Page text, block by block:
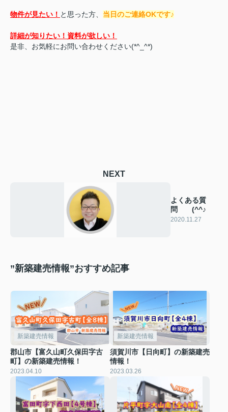
物件が見たい！ と思った方、 当日のご連絡OKです♪
詳細が知りたい！資料が欲しい！
是非、お気軽にお問い合わせください(*^_^*)
NEXT
よくある質
問 (^^♪
2020.11.27
”新築建売情報”おすすめ記事
新築建売情報
郡山市【富久山町久保田字古
町】の新築建売情報！
2023.04.10
新築建売情報
須賀川市【日向町】の新築建売
情報！
2023.03.26